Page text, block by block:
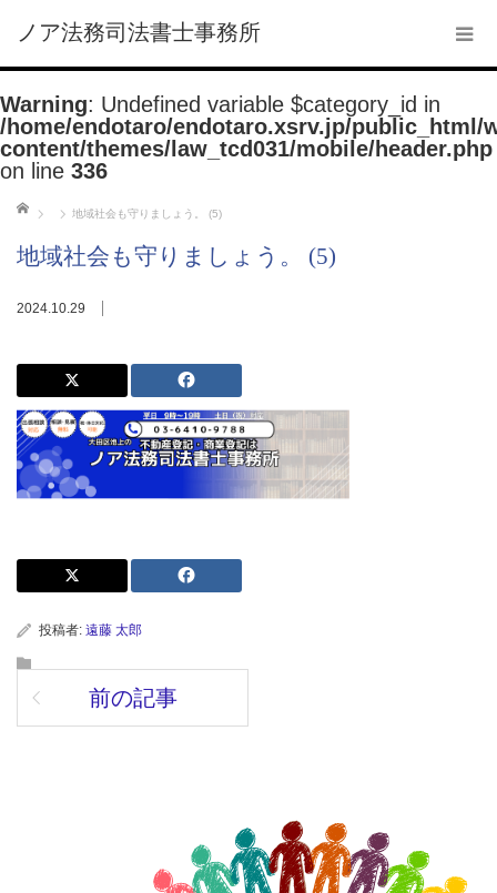
ノア法務司法書士事務所
Warning: Undefined variable $category_id in
/home/endotaro/endotaro.xsrv.jp/public_html/
content/themes/law_tcd031/mobile/header.php
on line 336
ホーム
地域社会も守りましょう。 (5)
地域社会も守りましょう。 (5)
2024.10.29
投稿者: 遠藤 太郎
前の記事